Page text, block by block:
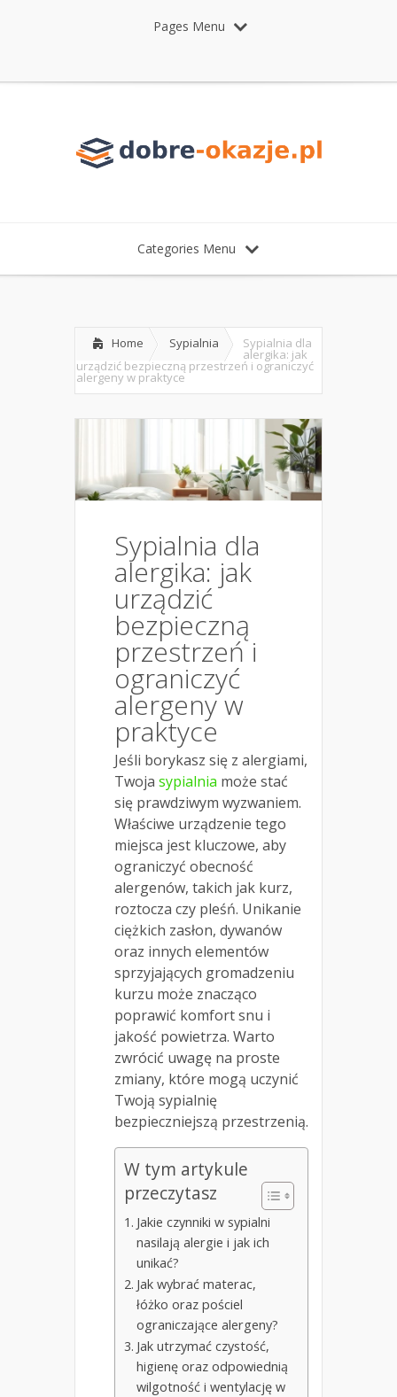
Pages Menu
Categories Menu
Home Sypialnia Sypialnia dla
alergika: jak
urządzić bezpieczną przestrzeń i ograniczyć
alergeny w praktyce
Sypialnia dla
alergika: jak
urządzić
bezpieczną
przestrzeń i
ograniczyć
alergeny w
praktyce
Jeśli borykasz się z alergiami,
Twoja sypialnia może stać
się prawdziwym wyzwaniem.
Właściwe urządzenie tego
miejsca jest kluczowe, aby
ograniczyć obecność
alergenów, takich jak kurz,
roztocza czy pleśń. Unikanie
ciężkich zasłon, dywanów
oraz innych elementów
sprzyjających gromadzeniu
kurzu może znacząco
poprawić komfort snu i
jakość powietrza. Warto
zwrócić uwagę na proste
zmiany, które mogą uczynić
Twoją sypialnię
bezpieczniejszą przestrzenią.
W tym artykule
przeczytasz
Jakie czynniki w sypialni
nasilają alergie i jak ich
unikać?
Jak wybrać materac,
łóżko oraz pościel
ograniczające alergeny?
Jak utrzymać czystość,
higienę oraz odpowiednią
wilgotność i wentylację w